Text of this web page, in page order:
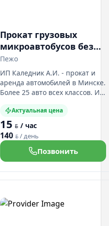
Прокат грузовых
микроавтобусов без
водителя, бус на час,
аренда авто, аренда
Пежо, Форд, Ситроен,
Фиат
Пежо
ИП Каледник А.И. - прокат и
аренда автомобилей в Минске.
Более 25 авто всех классов. Из
вод. удостоверение. Наличный
и безналичный расчёт . Авто
застрахованы по «КАСКО».
Предлагаем заказать
дополнительно: детские
кресла и навигаторы. Заказать
автомобили можно: Эконом кл
Актуальная цена
15 BYN / час
140 BYN / день
Позвонить